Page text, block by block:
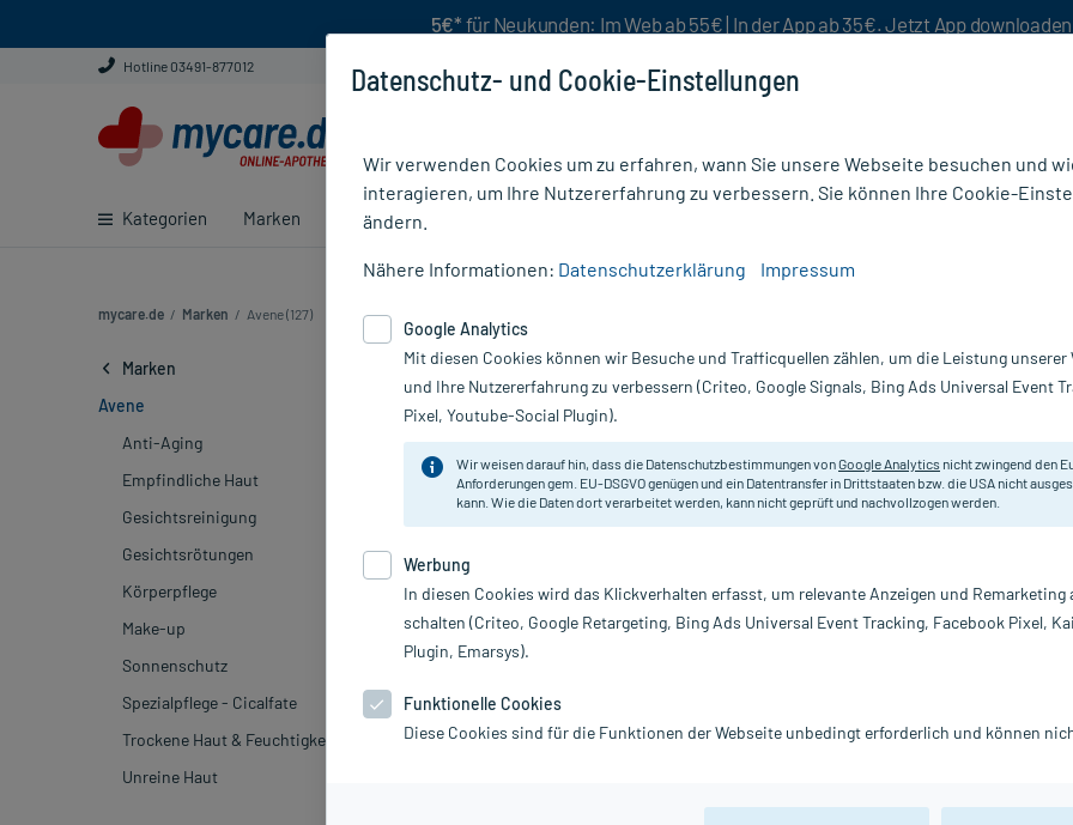
5€* für Neukunden: Im Web ab 55€ | In der App ab 35€. Jetzt App
Hotline 03491-877012
Kategorien Marken Ratgeber
mycare.de / Marken / Avene (127)
Marken
Avene
Anti-Aging
Empfindliche Haut
Gesichtsreinigung
Gesichtsrötungen
Körperpflege
Make-up
Sonnenschutz
Spezialpflege - Cicalfate
Trockene Haut & Feuchtigkeitspflege
Unreine Haut
Avene (127)
Sortieren Relevanz absteigend Produkte pro Seite: 24
+ Ihr Geschenk
+ Ihr Geschenk
inkl. MwSt.Gratis-Versandinnerhalb
Datenschutz- und Cookie-Einstellungen
Wir verwenden Cookies um zu erfahren, wann Sie unsere Webseite besuchen und
interagieren, um Ihre Nutzererfahrung zu verbessern. Sie können Ihre Cookie-
ändern.
Nähere Informationen: Datenschutzerklärung Impressum
Google Analytics
Mit diesen Cookies können wir Besuche und Trafficquellen zählen, um die Leistung unserer
und Ihre Nutzererfahrung zu verbessern (Criteo, Google Signals, Bing Ads Universal Event
Pixel, Youtube-Social Plugin).
Wir weisen darauf hin, dass die Datenschutzbestimmungen vonGoogle Analytics nicht zwingend den
Anforderungen gem. EU-DSGVO genügen und ein Datentransfer in Drittstaaten bzw. die USA nicht
kann. Wie die Daten dort verarbeitet werden, kann nicht geprüft und nachvollzogen werden.
Werbung
In diesen Cookies wird das Klickverhalten erfasst, um relevante Anzeigen und Remarketing
schalten (Criteo, Google Retargeting, Bing Ads Universal Event Tracking, Facebook Pixel,
Plugin, Emarsys).
Funktionelle Cookies
Diese Cookies sind für die Funktionen der Webseite unbedingt erforderlich und können